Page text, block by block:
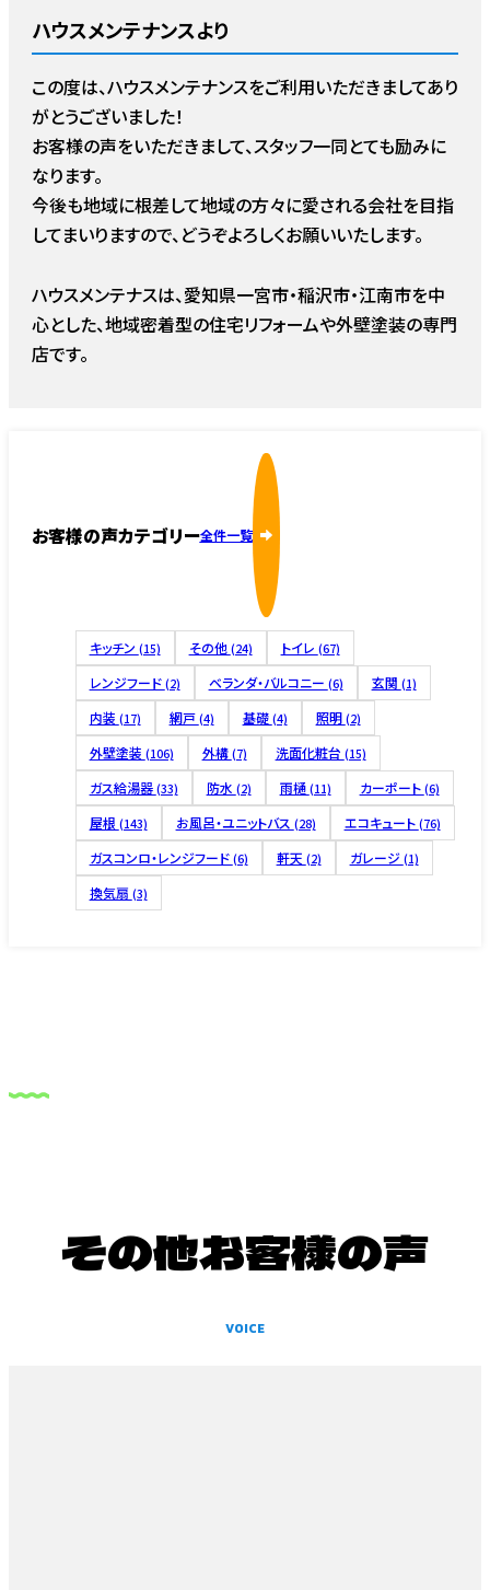
ハウスメンテナンスより
この度は、ハウスメンテナンスをご利用いただきましてあり
がとうございました！
お客様の声をいただきまして、スタッフ一同とても励みに
なります。
今後も地域に根差して地域の方々に愛される会社を目指
してまいりますので、どうぞよろしくお願いいたします。
ハウスメンテナスは、愛知県一宮市・稲沢市・江南市を中
心とした、地域密着型の住宅リフォームや外壁塗装の専門
店です。
お客様の声カテゴリー全件一覧
キッチン (15) その他 (24) トイレ (67)
レンジフード (2) ベランダ・バルコニー (6) 玄関 (1)
内装 (17) 網戸 (4) 基礎 (4) 照明 (2)
外壁塗装 (106) 外構 (7) 洗面化粧台 (15)
ガス給湯器 (33) 防水 (2) 雨樋 (11) カーポート (6)
屋根 (143) お風呂・ユニットバス (28) エコキュート (76)
ガスコンロ・レンジフード (6) 軒天 (2) ガレージ (1)
換気扇 (3)
その他お客様の声
VOICE